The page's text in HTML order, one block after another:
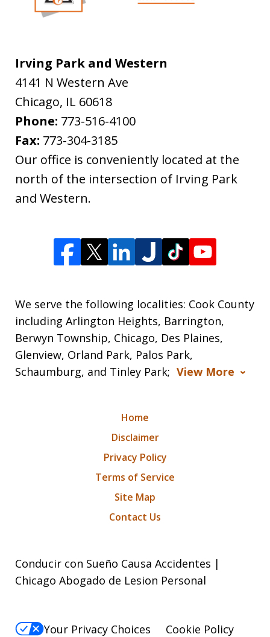
Irving Park and Western
4141 N Western Ave
Chicago, IL 60618
Phone: 773-516-4100
Fax: 773-304-3185
Our office is conveniently located at the
north of the intersection of Irving Park
and Western.
We serve the following localities: Cook County
including Arlington Heights, Barrington,
Berwyn Township, Chicago, Des Plaines,
Glenview, Orland Park, Palos Park,
Schaumburg, and Tinley Park; View More
Home
Disclaimer
Privacy Policy
Terms of Service
Site Map
Contact Us
Conducir con Sueño Causa Accidentes |
Chicago Abogado de Lesion Personal
Your Privacy Choices
Cookie Policy